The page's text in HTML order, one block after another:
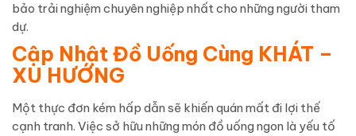
bảo trải nghiệm chuyên nghiệp nhất cho những người tham
dự.
Cập Nhật Đồ Uống Cùng KHÁT –
XU HƯỚNG
Một thực đơn kém hấp dẫn sẽ khiến quán mất đi lợi thế
cạnh tranh. Việc sở hữu những món đồ uống ngon là yếu tố